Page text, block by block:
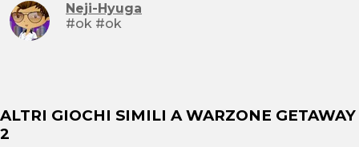
Neji-Hyuga
#ok #ok
ALTRI GIOCHI SIMILI A WARZONE GETAWAY
2